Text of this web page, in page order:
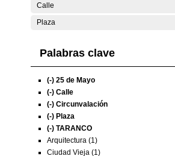
Calle
Plaza
Palabras clave
(-) 25 de Mayo
(-) Calle
(-) Circunvalación
(-) Plaza
(-) TARANCO
Arquitectura (1)
Ciudad Vieja (1)